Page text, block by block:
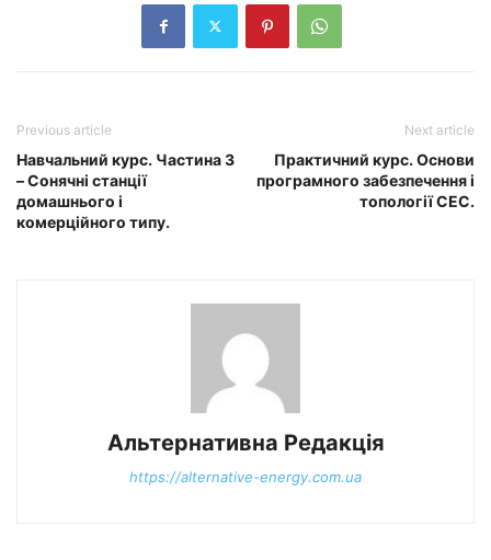
Previous article
Навчальний курс. Частина 3
– Сонячні станції
домашнього і
комерційного типу.
Next article
Практичний курс. Основи
програмного забезпечення і
топології СЕС.
Альтернативна Редакція
https://alternative-energy.com.ua